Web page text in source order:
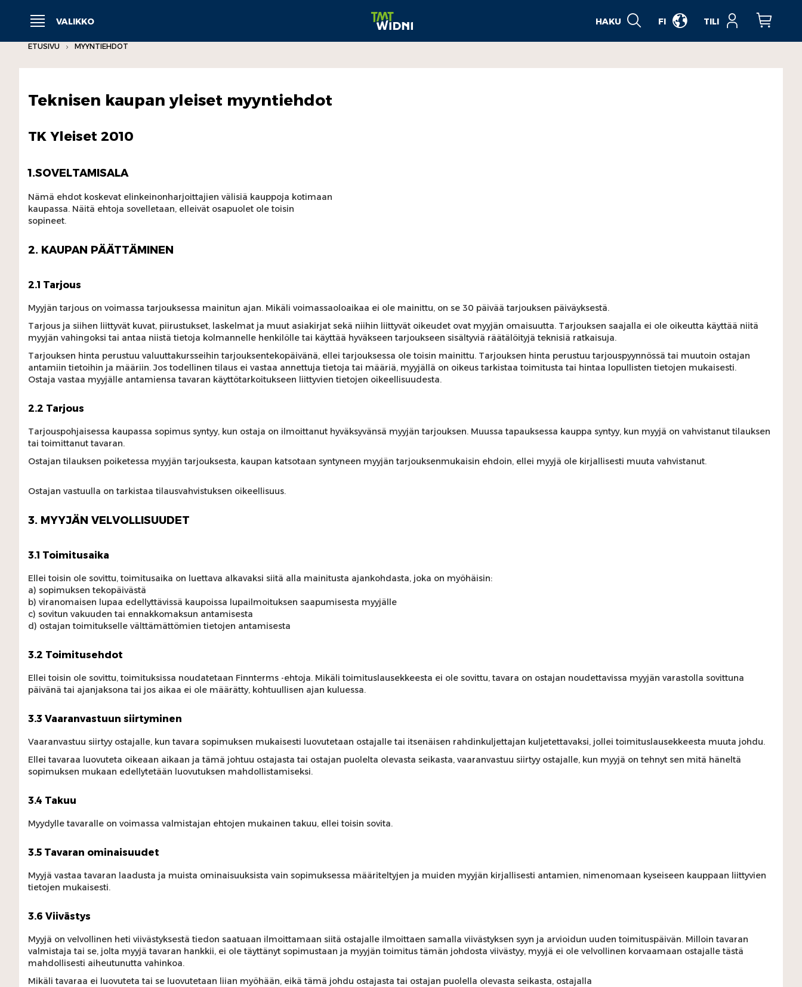
sisältöönVALIKKO TILI Ostoskori
HAKU FI
ETUSIVU MYYNTIEHDOT
Teknisen kaupan yleiset myyntiehdot
TK Yleiset 2010
1.SOVELTAMISALA
Nämä ehdot koskevat elinkeinonharjoittajien välisiä kauppoja kotimaan
kaupassa. Näitä ehtoja sovelletaan, elleivät osapuolet ole toisin
sopineet.
2. KAUPAN PÄÄTTÄMINEN
2.1 Tarjous
Myyjän tarjous on voimassa tarjouksessa mainitun ajan. Mikäli voimassaoloaikaa ei ole mainittu, on se 30 päivää tarjouksen päiväyksestä.
Tarjous ja siihen liittyvät kuvat, piirustukset, laskelmat ja muut asiakirjat sekä niihin liittyvät oikeudet ovat myyjän omaisuutta. Tarjouksen saajalla ei ole oikeutta käyttää niitä
myyjän vahingoksi tai antaa niistä tietoja kolmannelle henkilölle tai käyttää hyväkseen tarjoukseen sisältyviä räätälöityjä teknisiä ratkaisuja.
Tarjouksen hinta perustuu valuuttakursseihin tarjouksentekopäivänä, ellei tarjouksessa ole toisin mainittu. Tarjouksen hinta perustuu tarjouspyynnössä tai muutoin ostajan
antamiin tietoihin ja määriin. Jos todellinen tilaus ei vastaa annettuja tietoja tai määriä, myyjällä on oikeus tarkistaa toimitusta tai hintaa lopullisten tietojen mukaisesti.
Ostaja vastaa myyjälle antamiensa tavaran käyttötarkoitukseen liittyvien tietojen oikeellisuudesta.
2.2 Tarjous
Tarjouspohjaisessa kaupassa sopimus syntyy, kun ostaja on ilmoittanut hyväksyvänsä myyjän tarjouksen. Muussa tapauksessa kauppa syntyy, kun myyjä on vahvistanut tilauksen
tai toimittanut tavaran.
Ostajan tilauksen poiketessa myyjän tarjouksesta, kaupan katsotaan syntyneen myyjän tarjouksenmukaisin ehdoin, ellei myyjä ole kirjallisesti muuta vahvistanut.
Ostajan vastuulla on tarkistaa tilausvahvistuksen oikeellisuus.
3. MYYJÄN VELVOLLISUUDET
3.1 Toimitusaika
Ellei toisin ole sovittu, toimitusaika on luettava alkavaksi siitä alla mainitusta ajankohdasta, joka on myöhäisin:
a) sopimuksen tekopäivästä
b) viranomaisen lupaa edellyttävissä kaupoissa lupailmoituksen saapumisesta myyjälle
c) sovitun vakuuden tai ennakkomaksun antamisesta
d) ostajan toimitukselle välttämättömien tietojen antamisesta
3.2 Toimitusehdot
Ellei toisin ole sovittu, toimituksissa noudatetaan Finnterms -ehtoja. Mikäli toimituslausekkeesta ei ole sovittu, tavara on ostajan noudettavissa myyjän varastolla sovittuna
päivänä tai ajanjaksona tai jos aikaa ei ole määrätty, kohtuullisen ajan kuluessa.
3.3 Vaaranvastuun siirtyminen
Vaaranvastuu siirtyy ostajalle, kun tavara sopimuksen mukaisesti luovutetaan ostajalle tai itsenäisen rahdinkuljettajan kuljetettavaksi, jollei toimituslausekkeesta muuta johdu.
Ellei tavaraa luovuteta oikeaan aikaan ja tämä johtuu ostajasta tai ostajan puolelta olevasta seikasta, vaaranvastuu siirtyy ostajalle, kun myyjä on tehnyt sen mitä häneltä
sopimuksen mukaan edellytetään luovutuksen mahdollistamiseksi.
3.4 Takuu
Myydylle tavaralle on voimassa valmistajan ehtojen mukainen takuu, ellei toisin sovita.
3.5 Tavaran ominaisuudet
Myyjä vastaa tavaran laadusta ja muista ominaisuuksista vain sopimuksessa määriteltyjen ja muiden myyjän kirjallisesti antamien, nimenomaan kyseiseen kauppaan liittyvien
tietojen mukaisesti.
3.6 Viivästys
Myyjä on velvollinen heti viivästyksestä tiedon saatuaan ilmoittamaan siitä ostajalle ilmoittaen samalla viivästyksen syyn ja arvioidun uuden toimituspäivän. Milloin tavaran
valmistaja tai se, jolta myyjä tavaran hankkii, ei ole täyttänyt sopimustaan ja myyjän toimitus tämän johdosta viivästyy, myyjä ei ole velvollinen korvaamaan ostajalle tästä
mahdollisesti aiheutunutta vahinkoa.
Mikäli tavaraa ei luovuteta tai se luovutetaan liian myöhään, eikä tämä johdu ostajasta tai ostajan puolella olevasta seikasta, ostajalla